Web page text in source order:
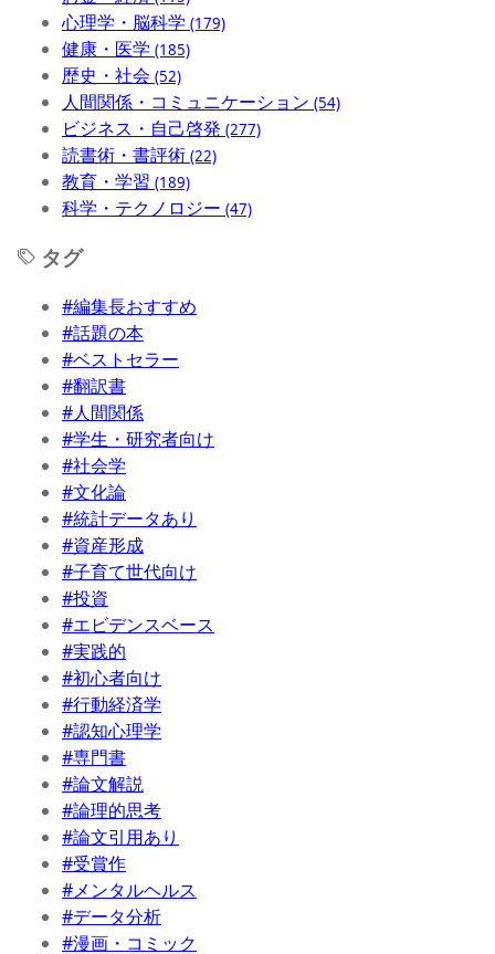
心理学・脳科学 (179)
健康・医学 (185)
歴史・社会 (52)
人間関係・コミュニケーション (54)
ビジネス・自己啓発 (277)
読書術・書評術 (22)
教育・学習 (189)
科学・テクノロジー (47)
タグ
#編集長おすすめ
#話題の本
#ベストセラー
#翻訳書
#人間関係
#学生・研究者向け
#社会学
#文化論
#統計データあり
#資産形成
#子育て世代向け
#投資
#エビデンスベース
#実践的
#初心者向け
#行動経済学
#認知心理学
#専門書
#論文解説
#論理的思考
#論文引用あり
#受賞作
#メンタルヘルス
#データ分析
#漫画・コミック